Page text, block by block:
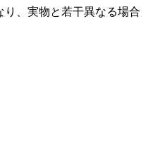
、実物と若干異なる場合